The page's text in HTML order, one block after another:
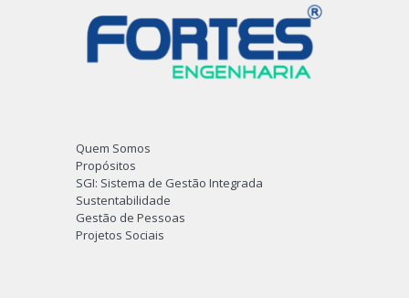
Quem Somos
Propósitos
SGI: Sistema de Gestão Integrada
Sustentabilidade
Gestão de Pessoas
Projetos Sociais